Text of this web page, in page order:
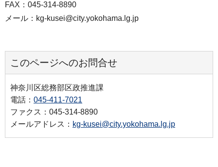
FAX：045-314-8890
メール：kg-kusei@city.yokohama.lg.jp
このページへのお問合せ
神奈川区総務部区政推進課
電話： 045-411-7021
ファクス：045-314-8890
メールアドレス： kg-kusei@city.yokohama.lg.jp